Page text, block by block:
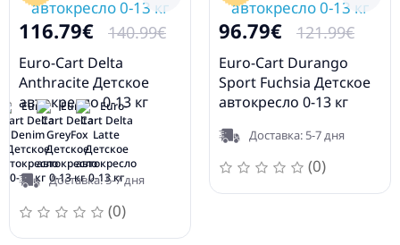
116.79€ 140.99€
Euro-Cart Delta
Anthracite Детское
автокресло 0-13 кг
Доставка: 5-7 дня
(0)
96.79€ 121.99€
Euro-Cart Durango
Sport Fuchsia Детское
автокресло 0-13 кг
Доставка: 5-7 дня
(0)